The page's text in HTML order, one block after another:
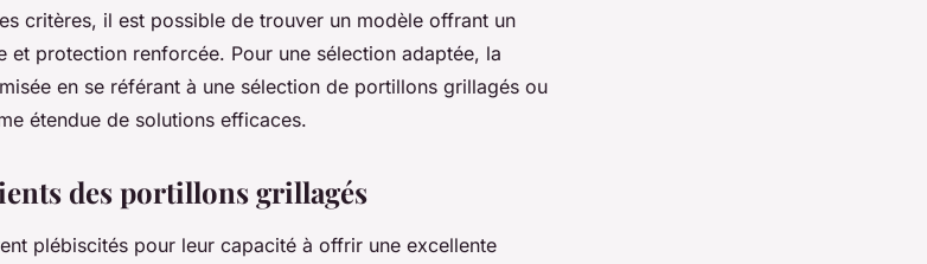
critères, il est possible de trouver un modèle offrant un
et protection renforcée. Pour une sélection adaptée, la
en se référant à une sélection de portillons grillagés ou
étendue de solutions efficaces.
des portillons grillagés
plébiscités pour leur capacité à offrir une excellente